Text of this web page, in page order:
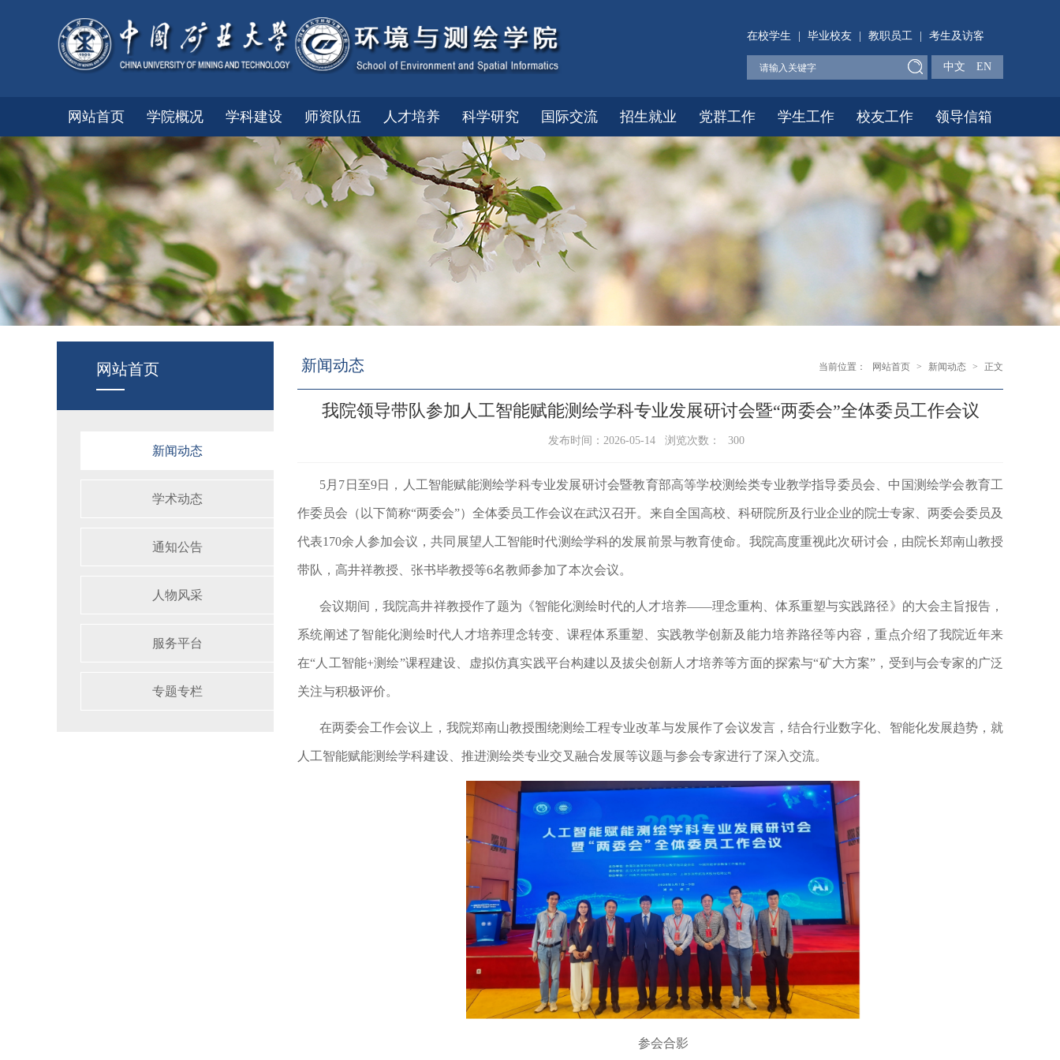
在校学生 毕业校友 教职员工 考生及访客
中文 EN
网站首页 学院概况 学科建设 师资队伍 人才培养 科学研究 国际交流 招生就业 党群工作 学生工作 校友工作 领导信箱
网站首页
新闻动态
学术动态
通知公告
人物风采
服务平台
专题专栏
当前位置： 网站首页 > 新闻动态 > 正文
新闻动态
我院领导带队参加人工智能赋能测绘学科专业发展研讨会暨“两委会”全体委员工作会议
发布时间：2026-05-14 浏览次数： 300
5月 7 日至9日， 人工智能赋能测绘学科专业发展研讨会暨教育部高等学校测绘类专业教学指导委员会、中国测绘学会教育工
作委员会（以下简称“两委会”）全体委员工作会议在武汉召开。来自全国高校、科研院所及行业企业的院士专家、两委会委员及
代表170余人参加会议 ，共同展望人工智能时代测绘学科的发展前景与教育使命。 我院高度重视此次研讨会，由院长郑南山教授
带队，高井祥教授、张书毕教授等6名教师参加了本次会议。
会议期间，我院高井祥教授作了题为《智能化测绘时代的人才培养——理念重构、体系重塑与实践路径》的大会主旨报告，
系统阐述了智能化测绘时代人才培养理念转变、课程体系重塑、实践教学创新及能力培养路径等内容，重点介绍了我院近年来
在“人工智能+测绘”课程建设、虚拟仿真实践平台构建以及拔尖创新人才培养等方面的探索与“矿大方案” ，受到与会专家的广泛
关注与积极评价。
在两委会工作会议上，我院郑南山教授围绕测绘工程专业改革与发展作了会议发言，结合行业数字化、智能化发展趋势，就
人工智能赋能测绘学科建设、推进测绘类专业交叉融合发展等议题与参会专家进行了深入交流。
参会合影